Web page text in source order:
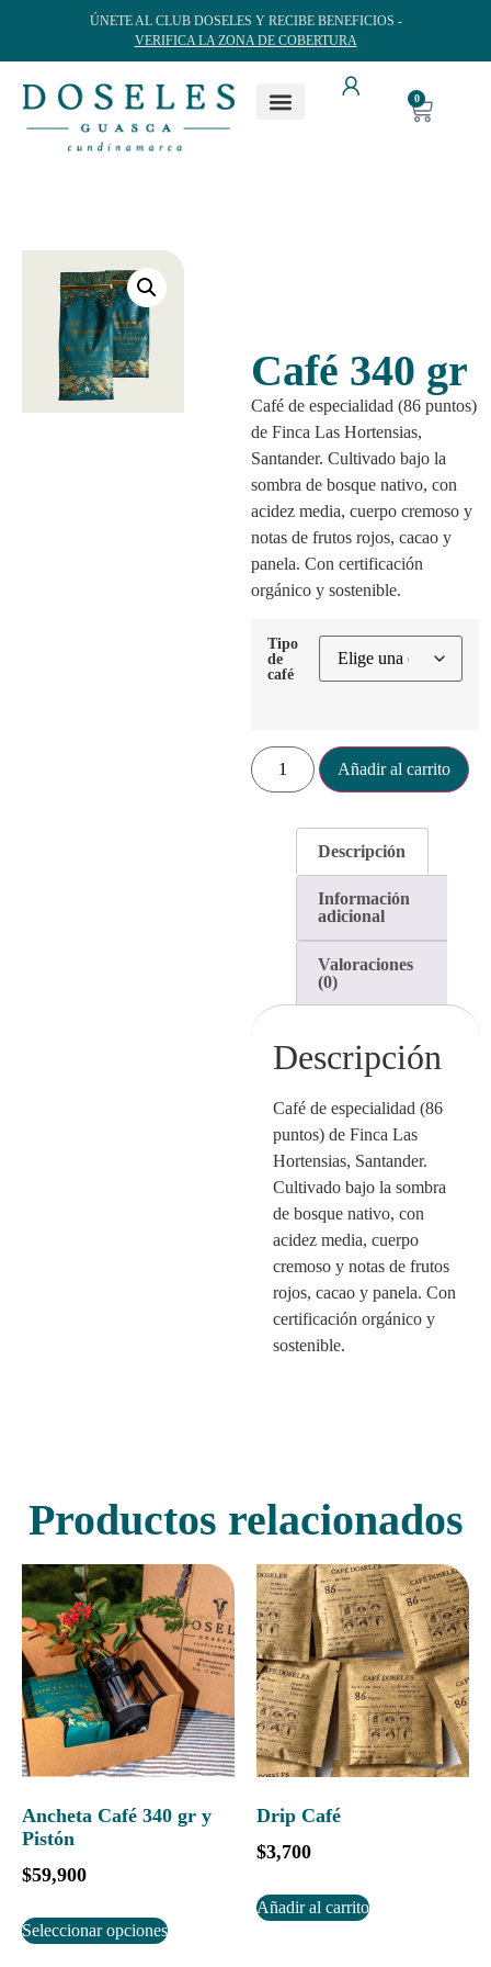
ÚNETE AL CLUB DOSELES Y RECIBE BENEFICIOS -
VERIFICA LA ZONA DE COBERTURA
0
Café 340 gr
Café de especialidad (86 puntos)
de Finca Las Hortensias,
Santander. Cultivado bajo la
sombra de bosque nativo, con
acidez media, cuerpo cremoso y
notas de frutos rojos, cacao y
panela. Con certificación
orgánico y sostenible.
Tipo
de
café
Añadir al carrito
Descripción
Información
adicional
Valoraciones
(0)
Descripción
Café de especialidad (86
puntos) de Finca Las
Hortensias, Santander.
Cultivado bajo la sombra
de bosque nativo, con
acidez media, cuerpo
cremoso y notas de frutos
rojos, cacao y panela. Con
certificación orgánico y
sostenible.
Productos relacionados
Ancheta Café 340 gr y
Pistón
$59,900
Seleccionar opciones
Drip Café
$3,700
Añadir al carrito